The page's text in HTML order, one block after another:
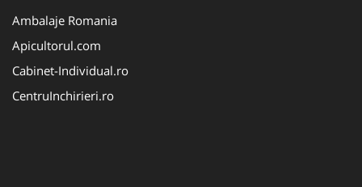
Ambalaje Romania
Apicultorul.com
Cabinet-Individual.ro
CentruInchirieri.ro